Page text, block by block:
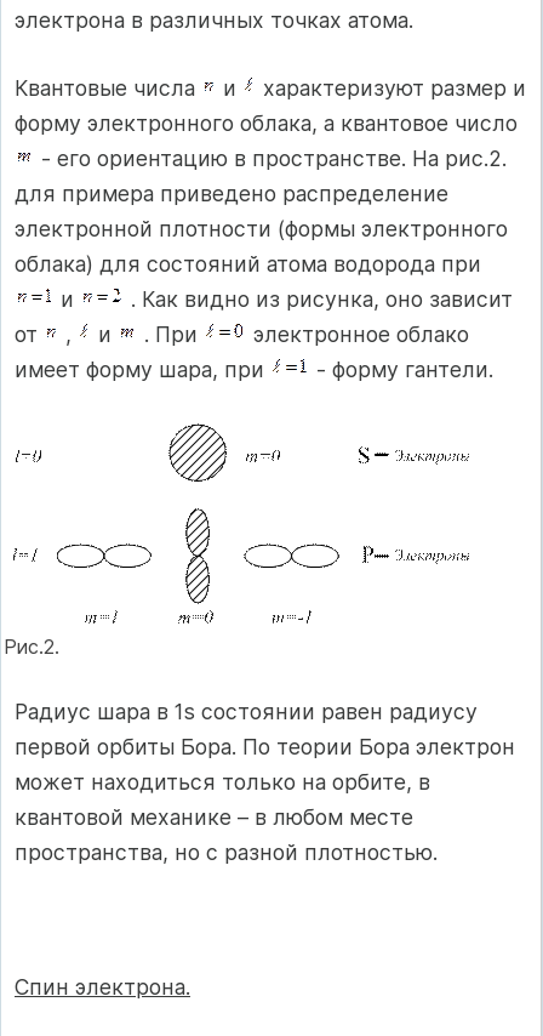
электрона в различных точках атома.
Квантовые числа и
характеризуют размер и
форму электронного облака, а квантовое число
- его ориентацию в пространстве. На рис.2.
для примера приведено распределение
электронной плотности (формы электронного
облака) для состояний атома водорода при
и
. Как видно из рисунка, оно зависит
от
, и . При
электронное облако
имеет форму шара, при
- форму гантели.
Рис.2.
Радиус шара в 1s состоянии равен радиусу
первой орбиты Бора. По теории Бора электрон
может находиться только на орбите, в
квантовой механике – в любом месте
пространства, но с разной плотностью.
Спин электрона.